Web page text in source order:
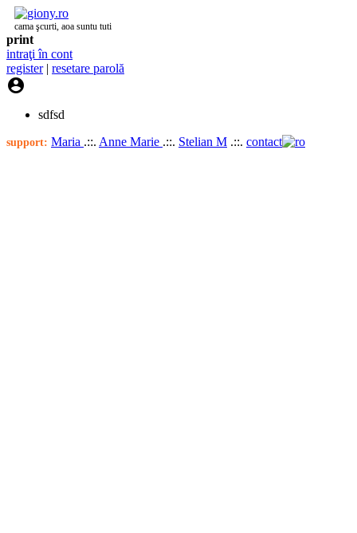
cama şcurti, aoa suntu tuti
print
intraţi în cont
register| resetare parolă

sdfsd
support: Maria .::. Anne Marie .::. Stelian M .::. contact